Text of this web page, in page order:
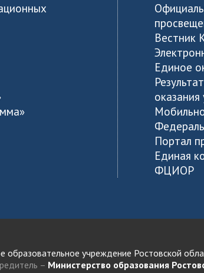
Вестник
Единое
оказания
Портал
Единая
ФЦИОР
учреждение Ростовской
– Министерство образования